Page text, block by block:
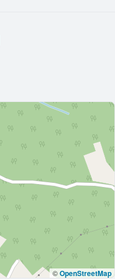
©OpenStreetMap